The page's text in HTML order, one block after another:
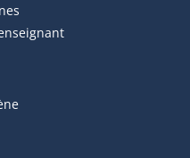
externe s'ouvrira